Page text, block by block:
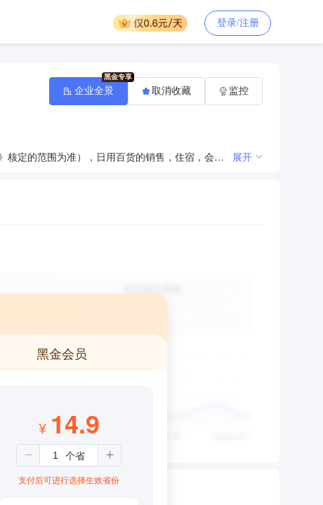
登录/注册
酒店管理服务，餐饮服务（以《食品经营许可证》核定的范围为准），食品销售（以《食品经营许可证》核定的范围为准），日用百货的销售，住宿，会务服务，足浴，棋牌服务。（依法须经批准的项目，经相关部门批准后方可开展经营活动） 展开
企业全景 取消收藏 监控
黑金会员
¥ 14.9
支付后可进行选择生效省份